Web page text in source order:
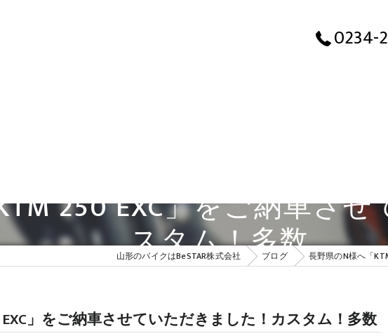
0234-
250 EXC」をご納車さ
スタム！多数
山形のバイクはBeSTAR株式会社 ブログ 長野県のN様へ「
」をご納車させていただきました！カスタム！多数